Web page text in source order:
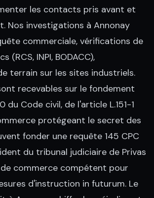
les contacts pris avant et
Nos investigations à Annonay
commerciale, vérifications de
(RCS, INPI, BODACC),
terrain sur les sites industriels.
recevables sur le fondement
du Code civil, de l'article L.151-1
protégeant le secret des
fonder une requête 145 CPC
du tribunal judiciaire de Privas
commerce compétent pour
d'instruction in futurum. Le